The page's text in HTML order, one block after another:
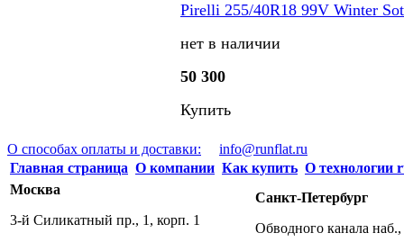
Pirelli 255/40R18 99V Winter
нет в наличии
50 300
Купить
О способах оплаты и доставки:
info@runflat.ru
Главная страница О компании Как купить О технологии
Москва
3-й Силикатный пр., 1, корп. 1
Санкт-Петербург
Обводного канала